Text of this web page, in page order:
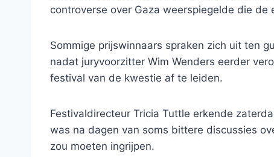
controverse over Gaza weerspiegelde die
Sommige prijswinnaars spraken zich uit ten
nadat juryvoorzitter Wim Wenders eerder
festival van de kwestie af te leiden.
Festivaldirecteur Tricia Tuttle erkende
was na dagen van soms bittere discussies
zou moeten ingrijpen.